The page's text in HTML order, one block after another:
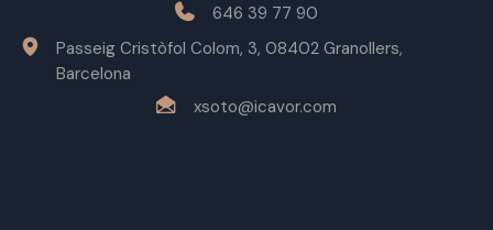
646 39 77 90
Passeig Cristòfol Colom, 3, 08402 Granollers,
Barcelona
xsoto@icavor.com